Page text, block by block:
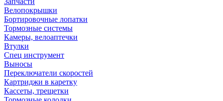
Велопокрышки
Бортировочные лопатки
Тормозные системы
Камеры, велоаптечки
Втулки
Спец инструмент
Выносы
Переключатели скоростей
Картриджи в каретку
Кассеты, трещетки